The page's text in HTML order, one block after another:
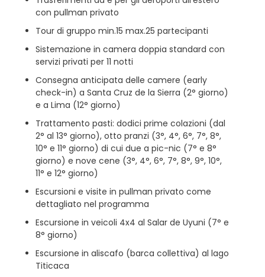
con pullman privato
Tour di gruppo min.15 max.25 partecipanti
Sistemazione in camera doppia standard con
servizi privati per 11 notti
Consegna anticipata delle camere (early
check-in) a Santa Cruz de la Sierra (2° giorno)
e a Lima (12° giorno)
Trattamento pasti: dodici prime colazioni (dal
2° al 13° giorno), otto pranzi (3°, 4°, 6°, 7°, 8°,
10° e 11° giorno) di cui due a pic-nic (7° e 8°
giorno) e nove cene (3°, 4°, 6°, 7°, 8°, 9°, 10°,
11° e 12° giorno)
Escursioni e visite in pullman privato come
dettagliato nel programma
Escursione in veicoli 4x4 al Salar de Uyuni (7° e
8° giorno)
Escursione in aliscafo (barca collettiva) al lago
Titicaca